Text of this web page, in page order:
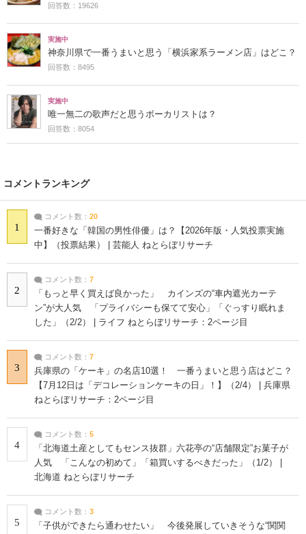
回答数：19626
実施中
神奈川県で一番うまいと思う「横浜家系ラーメン店」はどこ？
回答数：8495
実施中
唯一無二の歌声だと思うボーカリストは？
回答数：8054
コメントランキング
1
コメント数： 20
一番好きな「韓国の男性俳優」は？【2026年版・人気投票実施
中】（投票結果） | 芸能人 ねとらぼリサーチ
2
コメント数： 7
「もっと早く買えば良かった」 カインズの“車内遮光カーテ
ン”が大人気 「プライバシーも保てて安心」「ぐっすり眠れま
した」（2/2） | ライフ ねとらぼリサーチ：2ページ目
3
コメント数： 7
兵庫県の「ケーキ」の名店10選！ 一番うまいと思う店はどこ？
【7月12日は「デコレーションケーキの日」！】（2/4） | 兵庫県
ねとらぼリサーチ：2ページ目
4
コメント数： 5
「北海道土産としてもセンス抜群」六花亭の“店舗限定”お菓子が
人気 「こんなの初めて」「箱買いするべきだった」（1/2） |
北海道 ねとらぼリサーチ
5
コメント数： 3
「子供ができたら通わせたい」 今後発展していきそうな“関関